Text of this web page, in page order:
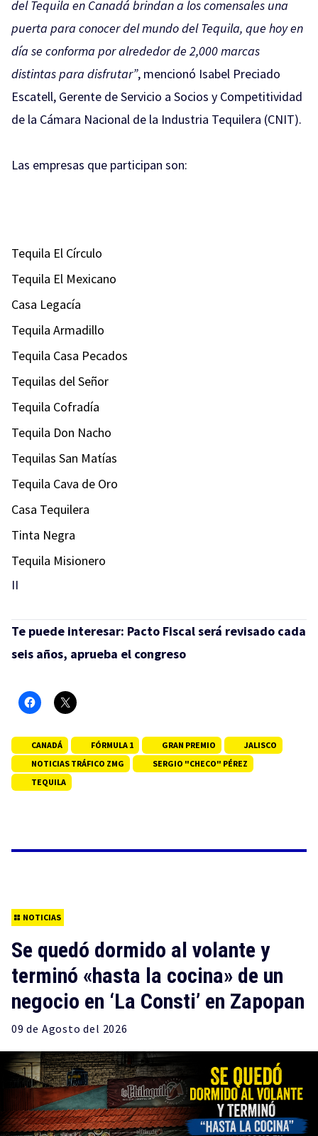
del Tequila en Canadá brindan a los comensales una
puerta para conocer del mundo del Tequila, que hoy en
día se conforma por alrededor de 2,000 marcas
distintas para disfrutar”, mencionó Isabel Preciado
Escatell, Gerente de Servicio a Socios y Competitividad
de la Cámara Nacional de la Industria Tequilera (CNIT).
Las empresas que participan son:
Tequila El Círculo
Tequila El Mexicano
Casa Legacía
Tequila Armadillo
Tequila Casa Pecados
Tequilas del Señor
Tequila Cofradía
Tequila Don Nacho
Tequilas San Matías
Tequila Cava de Oro
Casa Tequilera
Tinta Negra
Tequila Misionero
II
Te puede interesar: Pacto Fiscal será revisado cada
seis años, aprueba el congreso
CANADÁ FÓRMULA 1 GRAN PREMIO
JALISCO
NOTICIAS TRÁFICO ZMG
SERGIO "CHECO" PÉREZ
TEQUILA
NOTICIAS
Se quedó dormido al volante y
terminó «hasta la cocina» de un
negocio en ‘La Consti’ en Zapopan
09 de Agosto del 2026